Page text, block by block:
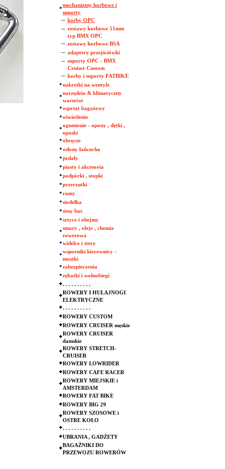
mechanizmy korbowe i
suporty
-- korby OPC
-- zestawy korbowe 51mm
typ BMX OPC
-- zestawy korbowe BSA
-- adaptery przejściówki
-- suporty OPC - BMX
Cruiser Custom
-- korby i suporty FATBIKE
nakretki na wentyle
narzędzia & klimatyczny
warsztat
osprzęt bagażowy
oświetlenie
ogumienie - opony , dętki ,
opaski
obręcze
osłony łańcucha
pedały
piasty i akcesoria
podpórki , stopki
przerzutki
ramy
siodełka
sissy bar
sztyce i obejmy
smary , oleje , chemia
rowerowa
widelce i stery
wsporniki kierownicy -
mostki
zabezpieczenia
zębatki i wolnobiegi
. . . . . . . . . .
ROWERY I HULAJNOGI
ELEKTRYCZNE
. . . . . . . . . .
ROWERY CUSTOM
ROWERY CRUISER męskie
ROWERY CRUISER
damskie
ROWERY STRETCH-
CRUISER
ROWERY LOWRIDER
ROWERY CAFE RACER
ROWERY MIEJSKIE i
AMSTERDAM
ROWERY FAT BIKE
ROWERY BIG 29
ROWERY SZOSOWE i
OSTRE KOŁO
. . . . . . . . . .
UBRANIA , GADŻETY
BAGAŻNIKI DO
PRZEWOZU ROWERÓW